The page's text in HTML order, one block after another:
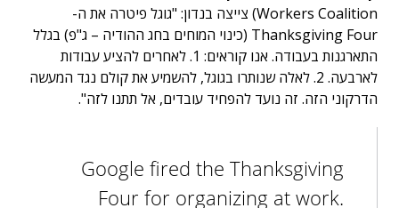
Workers Coalition) צייצה בנדון: "גוגל פיטרה את ה-
Thanksgiving Four (כינוי המוחים בחג ההודיה – ג"פ) בגלל
התארגנות בעבודה. אנו קוראים: 1. לאחרים להציע עבודות
לארבעה. 2. לאלה שנותרו בגוגל, להשמיע את קולם נגד המעשה
הדרקוני הזה. זה נועד להפחיד עובדים, אל תתנו לזה".
Google fired the Thanksgiving
Four for organizing at work.